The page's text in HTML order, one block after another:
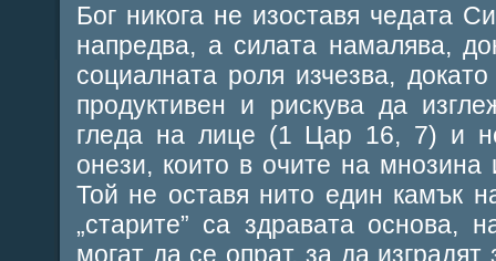
Бог никога не изоставя чедата
напредва, а силата намалява,
социалната роля изчезва,
продуктивен и рискува да
гледа на лице (1 Цар 16, 7) и
онези, които в очите на мнозина
Той не оставя нито един камък
„старите” са здравата основа,
могат да се опрат, за да